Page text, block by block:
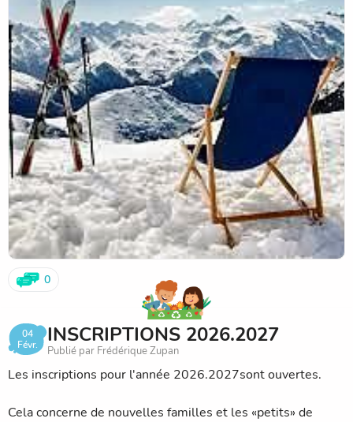
0
04
Févr.
INSCRIPTIONS 2026.2027
Publié par Frédérique Zupan
Les inscriptions pour l'année 2026.2027sont ouvertes.
Cela concerne de nouvelles familles et les «petits» de